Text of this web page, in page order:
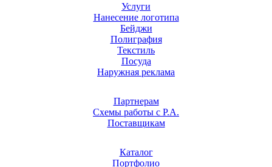
Услуги
Нанесение логотипа
Бейджи
Полиграфия
Текстиль
Посуда
Наружная реклама
Партнерам
Схемы работы с Р.А.
Поставщикам
Каталог
Портфолио